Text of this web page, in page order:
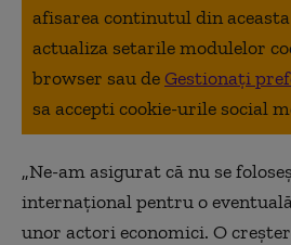
afisarea continutul din
actualiza setarile modulelor
browser sau deGestionați
sa accepti cookie-urile social
„Ne-am asigurat că nu se
internațional pentru o
unor actori economici. O